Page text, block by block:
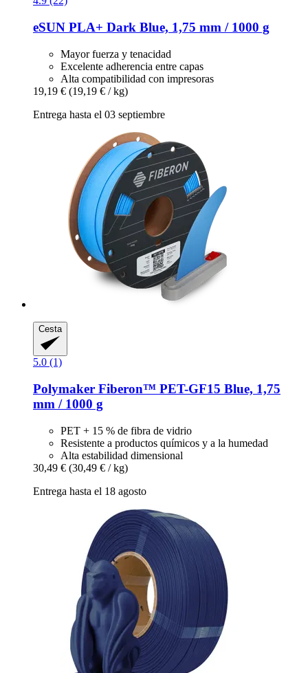
eSUN PLA+ Dark Blue, 1,75 mm / 1000 g
Mayor fuerza y tenacidad
Excelente adherencia entre capas
Alta compatibilidad con impresoras
19,19 € (19,19 € / kg)
Entrega hasta el 03 septiembre
Cesta
5.0 (1)
Polymaker Fiberon™ PET-​GF15 Blue, 1,75
mm / 1000 g
PET + 15 % de fibra de vidrio
Resistente a productos químicos y a la humedad
Alta estabilidad dimensional
30,49 € (30,49 € / kg)
Entrega hasta el 18 agosto